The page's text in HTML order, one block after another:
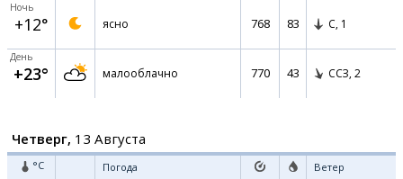
Ночь
+12° ясно 768 83 С, 1
День
+23° малооблачно 770 43 ССЗ, 2
Четверг, 13 Августа
°C Погода Ветер